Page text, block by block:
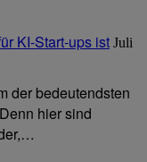
KI-Start-ups ist Juli
der bedeutendsten
hier sind